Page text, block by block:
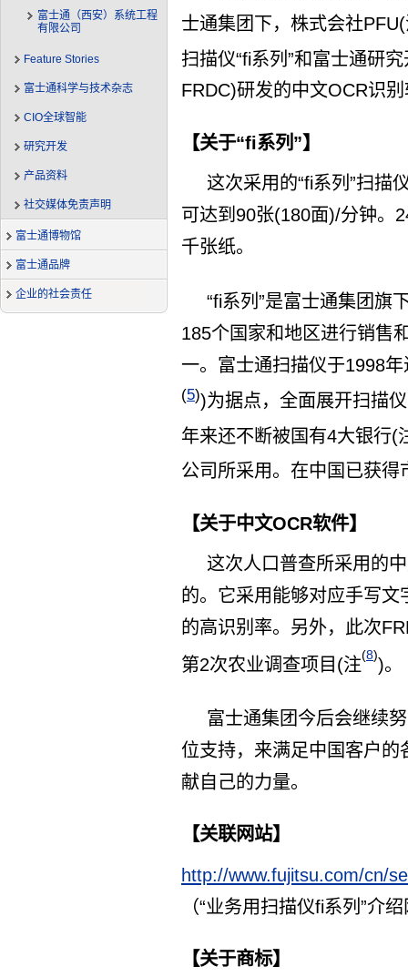
富士通（西安）系统工程
有限公司
Feature Stories
富士通科学与技术杂志
CIO全球智能
研究开发
产品资料
社交媒体免责声明
富士通博物馆
富士通品牌
企业的社会责任
士通集团下，株式会社
扫描仪“fi系列”和富士通研
FRDC)研发的中文OCR识
【关于“fi系列”】
这次采用的“fi系列”扫描
可达到90张(180面)/分钟。
千张纸。
“fi系列”是富士通集团旗
185个国家和地区进行销售
一。富士通扫描仪于1998
(5))为据点，全面展开扫描
年来还不断被国有4大银行(
公司所采用。在中国已获
【关于中文OCR软件】
这次人口普查所采用的
的。它采用能够对应手写
的高识别率。另外，此次
第2次农业调查项目(注(8))。
富士通集团今后会继续
位支持，来满足中国客户
献自己的力量。
【关联网站】
http://www.fujitsu.com/cn/
（“业务用扫描仪fi系列”介
【关于商标】